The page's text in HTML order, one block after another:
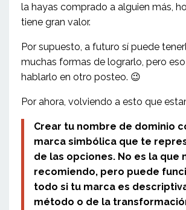
la hayas comprado a alguien más,
tiene gran valor.
Por supuesto, a futuro sí puede
muchas formas de lograrlo, pero
hablarlo en otro posteo. 😉
Por ahora, volviendo a esto que
Crear tu nombre de dominio
marca simbólica que te
de las opciones. No es la que
recomiendo, pero puede
todo si tu marca es
método o de la